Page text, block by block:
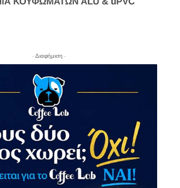
- Διαφήμιση -